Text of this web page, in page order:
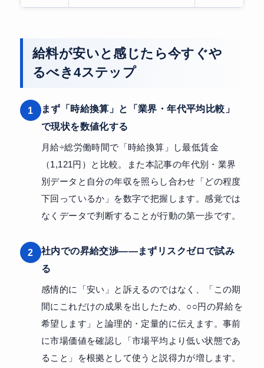
給料が安いと感じたら今すぐや
るべき4ステップ
1
まず「時給換算」と「業界・年代平均比較」
で現状を数値化する
月給÷総労働時間で「時給換算」し最低賃金
（1,121円）と比較。また本記事の年代別・業界
別データと自分の年収を照らし合わせ「どの程度
下回っているか」を数字で把握します。感覚では
なくデータで判断することが行動の第一歩です。
2
社内での昇給交渉——まずリスクゼロで試み
る
感情的に「安い」と訴えるのではなく、「この期
間にこれだけの成果を出したため、○○円の昇給を
希望します」と論理的・定量的に伝えます。事前
に市場価値を確認し「市場平均より低い状態であ
ること」を根拠として使うと説得力が増します。